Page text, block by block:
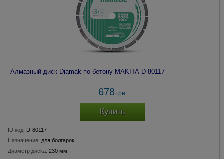
Алмазный диск Diamak по бетону MAKITA D-80117
678грн.
Купить
ID код: D-80117
Назначение: для болгарок
Диаметр диска: 230 мм